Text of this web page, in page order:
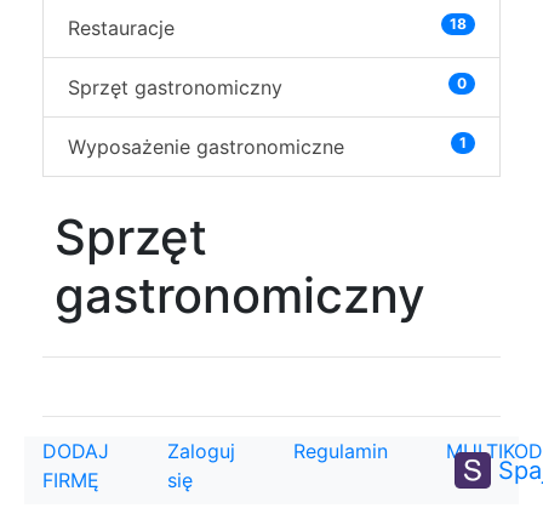
18
Restauracje
0
Sprzęt gastronomiczny
1
Wyposażenie gastronomiczne
Sprzęt
gastronomiczny
DODAJ
FIRMĘ
Zaloguj
się
Regulamin MULTIKOD